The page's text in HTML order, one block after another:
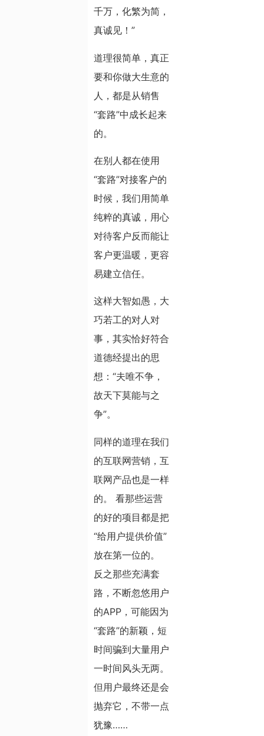
千万，化繁为简，
真诚见！”
道理很简单，真正
要和你做大生意的
人，都是从销售
“套路”中成长起来
的。
在别人都在使用
“套路”对接客户的
时候，我们用简单
纯粹的真诚，用心
对待客户反而能让
客户更温暖，更容
易建立信任。
这样大智如愚，大
巧若工的对人对
事，其实恰好符合
道德经提出的思
想：“夫唯不争，
故天下莫能与之
争”。
同样的道理在我们
的互联网营销，互
联网产品也是一样
的。 看那些运营
的好的项目都是把
“给用户提供价值”
放在第一位的。
反之那些充满套
路，不断忽悠用户
的APP，可能因为
“套路”的新颖，短
时间骗到大量用户
一时间风头无两。
但用户最终还是会
抛弃它，不带一点
犹豫……